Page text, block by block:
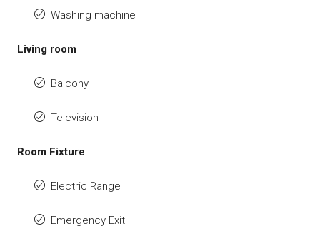
Washing machine
Living room
Balcony
Television
Room Fixture
Electric Range
Emergency Exit